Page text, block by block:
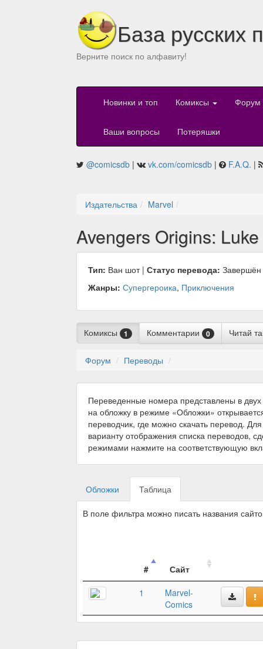
База русских
Верните поиск по алфавиту!
Новинки и топ Комиксы Форум
Ваши вопросы Потеряшки
@comicsdb | vk.com/comicsdb | F.A.Q. |
Издательства Marvel
Avengers Origins:
Тип: Ван шот | Статус перевода:
Жанры: Супергероика, Приключения
Комиксы 1 Комментарии 0 Читай
Форум Переводы
Переведенные номера представлены в
на обложку в режиме «Обложки»
переводчик, где можно скачать перевод.
варианту отображения списка переводов,
режимами нажмите на соответствующую
Обложки Таблица
В поле фильтра можно писать названия
#
Сайт
1
Marvel-
Comics